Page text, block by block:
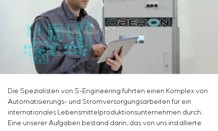
Inbetriebnahme und Schulung des Kundenpersonals
Projektmanagement
Outsourcing
Beratungsdienstleistungen
Individuelle Entwicklung und Prüfung mit
anschließender Zertifizierung von
an Zuverlässigkeit, Qualität und Betriebsbedingungen
Entwicklung mathematischer Modelle von
Steuerungsobjekten
Entwicklung spezieller Algorithmen für optimale und
Chemische Industrie
Zementindustrie
Sivacon S8
Simoprime
Lokale Filter
Schrankfilter
Schieberabsperrungen
Übergangsklappen
Stellenangebote
Praktikum
Veteranen
KONTAKTE
Die Spezialisten von S-Engineering führten einen Komplex von
Automatisierungs- und Stromversorgungsarbeiten für ein
internationales Lebensmittelproduktionsunternehmen durch.
Eine unserer Aufgaben bestand darin, das von uns installierte